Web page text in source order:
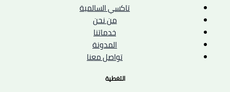
تاكسي السالمية
من نحن
خدماتنا
المدونة
تواصل معنا
التغطية